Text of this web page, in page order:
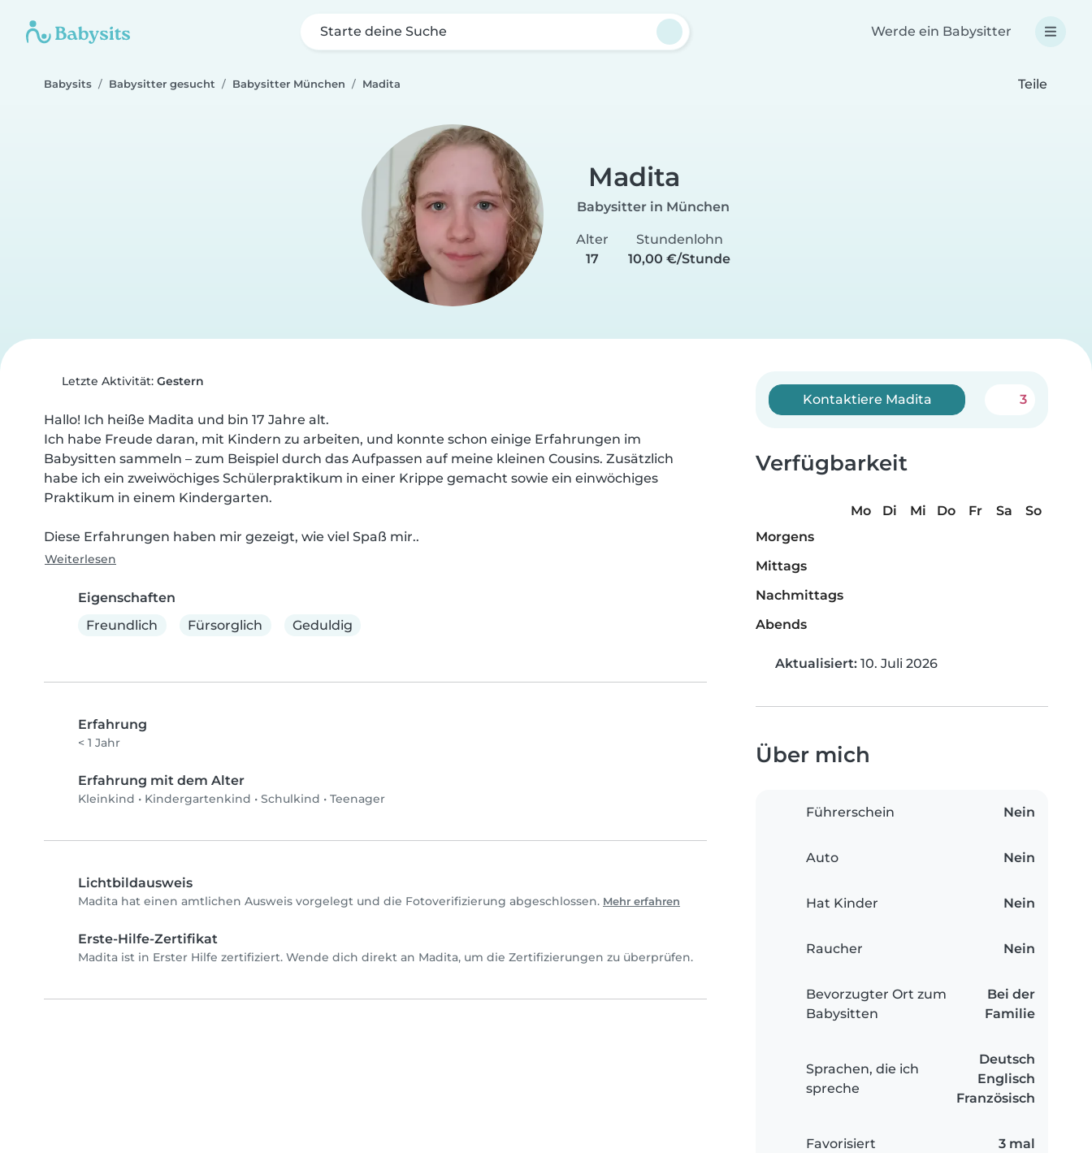
Starte deine Suche Werde ein Babysitter
Babysits Babysitter gesucht Babysitter München Madita Teile
Madita
Babysitter in München
Alter
17
Stundenlohn
10,00 €/Stunde
Letzte Aktivität: Gestern
Hallo! Ich heiße Madita und bin 17 Jahre alt.
Ich habe Freude daran, mit Kindern zu arbeiten, und konnte schon einige Erfahrungen im
Babysitten sammeln – zum Beispiel durch das Aufpassen auf meine kleinen Cousins. Zusätzlich
habe ich ein zweiwöchiges Schülerpraktikum in einer Krippe gemacht sowie ein einwöchiges
Praktikum in einem Kindergarten.
Diese Erfahrungen haben mir gezeigt, wie viel Spaß mir..
Weiterlesen
Eigenschaften
Freundlich
Fürsorglich Geduldig
Erfahrung
< 1 Jahr
Erfahrung mit dem Alter
Kleinkind • Kindergartenkind • Schulkind • Teenager
Lichtbildausweis
Madita hat einen amtlichen Ausweis vorgelegt und die Fotoverifizierung abgeschlossen. Mehr erfahren
Erste-Hilfe-Zertifikat
Madita ist in Erster Hilfe zertifiziert. Wende dich direkt an Madita, um die Zertifizierungen zu überprüfen.
Kontaktiere Madita 3
Verfügbarkeit
Mo Di Mi Do Fr Sa
So
Morgens
Mittags
Nachmittags
Abends
Aktualisiert: 10. Juli 2026
Über mich
Führerschein Nein
Auto Nein
Hat Kinder Nein
Raucher Nein
Bevorzugter Ort zum
Babysitten
Bei der
Familie
Sprachen, die ich
spreche
Deutsch
Englisch
Französisch
Favorisiert 3 mal